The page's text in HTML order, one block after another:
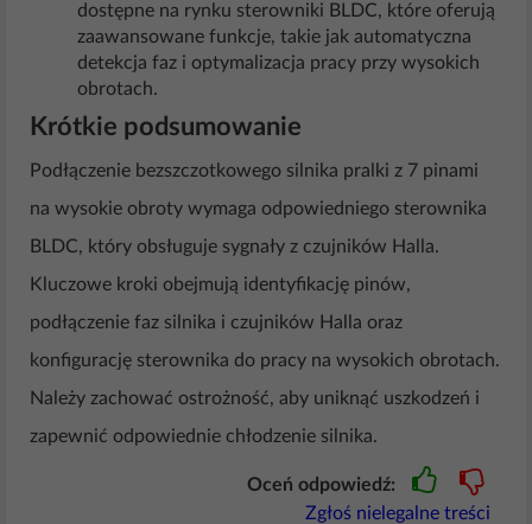
dostępne na rynku sterowniki BLDC, które oferują
zaawansowane funkcje, takie jak automatyczna
detekcja faz i optymalizacja pracy przy wysokich
obrotach.
Krótkie podsumowanie
Podłączenie bezszczotkowego silnika pralki z 7 pinami
na wysokie obroty wymaga odpowiedniego sterownika
BLDC, który obsługuje sygnały z czujników Halla.
Kluczowe kroki obejmują identyfikację pinów,
podłączenie faz silnika i czujników Halla oraz
konfigurację sterownika do pracy na wysokich obrotach.
Należy zachować ostrożność, aby uniknąć uszkodzeń i
zapewnić odpowiednie chłodzenie silnika.
Oceń odpowiedź:
Zgłoś nielegalne treści